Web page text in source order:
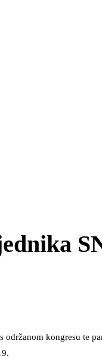
održanom kongresu te